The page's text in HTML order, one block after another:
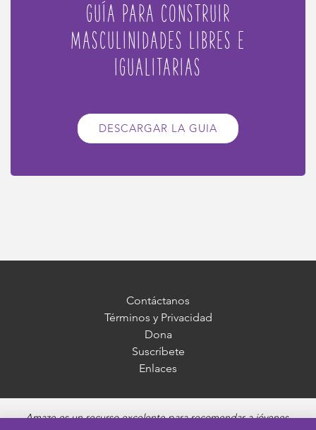
GUÍA PARA CONSTRUIR
MASCULINIDADES LIBRES E
IGUALITARIAS
DESCARGAR LA GUIA
Contáctanos
Términos y Privacidad
Dona
Suscríbete
Enlaces
Amaze es un recurso excelente para recomendar a jóvenes,